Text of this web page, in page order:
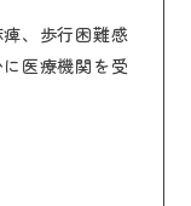
、歩行困難感
医療機関を受